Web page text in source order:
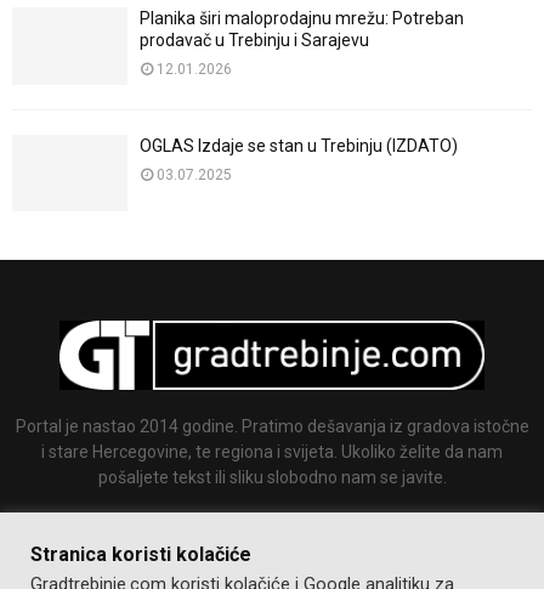
Planika širi maloprodajnu mrežu: Potreban
prodavač u Trebinju i Sarajevu
12.01.2026
OGLAS Izdaje se stan u Trebinju (IZDATO)
03.07.2025
Portal je nastao 2014 godine. Pratimo dešavanja iz gradova istočne
i stare Hercegovine, te regiona i svijeta. Ukoliko želite da nam
pošaljete tekst ili sliku slobodno nam se javite.
Stranica koristi kolačiće
Gradtrebinje.com koristi kolačiće i Google analitiku za